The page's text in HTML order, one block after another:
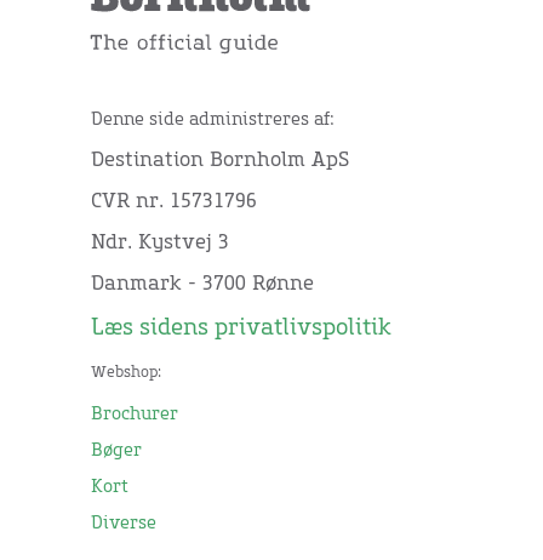
Denne side administreres af:
Destination Bornholm ApS
CVR nr. 15731796
Ndr. Kystvej 3
Danmark - 3700 Rønne
Læs sidens privatlivspolitik
Webshop:
Brochurer
Bøger
Kort
Diverse